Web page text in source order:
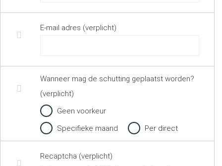
E-mail adres (verplicht)
Wanneer mag de schutting geplaatst worden?
(verplicht)
Geen voorkeur
Specifieke maand
Per direct
Recaptcha (verplicht)